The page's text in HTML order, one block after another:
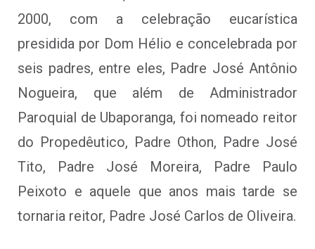
2000, com a celebração eucarística
presidida por Dom Hélio e concelebrada por
seis padres, entre eles, Padre José Antônio
Nogueira, que além de Administrador
Paroquial de Ubaporanga, foi nomeado reitor
do Propedêutico, Padre Othon, Padre José
Tito, Padre José Moreira, Padre Paulo
Peixoto e aquele que anos mais tarde se
tornaria reitor, Padre José Carlos de Oliveira.